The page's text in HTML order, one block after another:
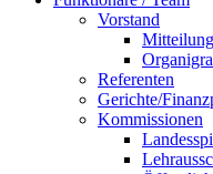
Vorstand
Referenten
Gerichte/
Kommissionen